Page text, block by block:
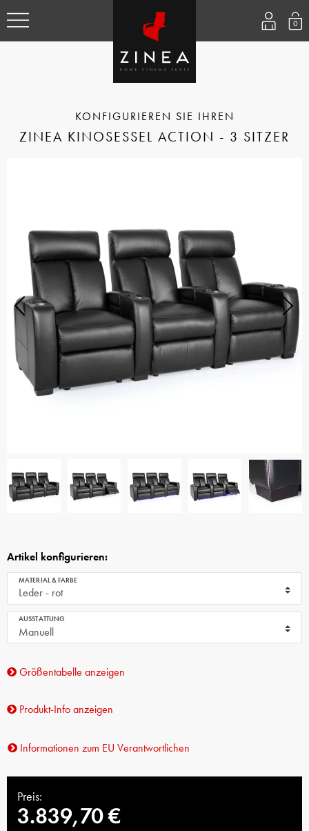
ZINEA KINOSESSEL ACTION - 3 SITZER
Artikel konfigurieren:
MATERIAL & FARBE
AUSSTATTUNG
Größentabelle anzeigen
Produkt-Info anzeigen
Informationen zum EU Verantwortlichen
Preis:
3.839,70 €
0